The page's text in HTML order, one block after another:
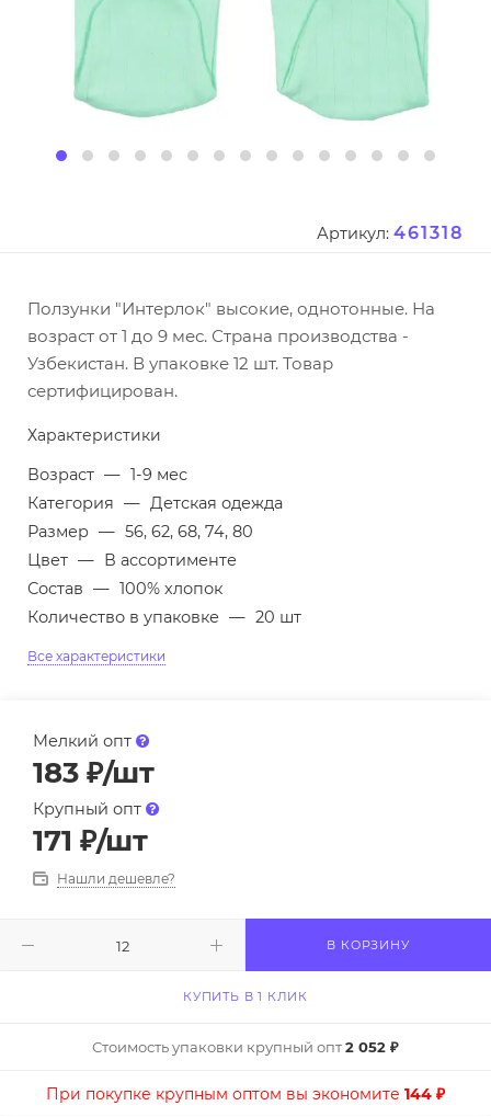
Артикул: 461318
Ползунки "Интерлок" высокие, однотонные. На
возраст от 1 до 9 мес. Страна производства -
Узбекистан. В упаковке 12 шт. Товар
сертифицирован.
Характеристики
Возраст — 1-9 мес
Категория — Детская одежда
Размер — 56, 62, 68, 74, 80
Цвет — В ассортименте
Состав — 100% хлопок
Количество в упаковке — 20 шт
Все характеристики
Мелкий опт
183 ₽/шт
Крупный опт
171 ₽/шт
Нашли дешевле?
В КОРЗИНУ
КУПИТЬ В 1 КЛИК
Стоимость упаковки крупный опт2 052 ₽
При покупке крупным оптом вы экономите 144 ₽